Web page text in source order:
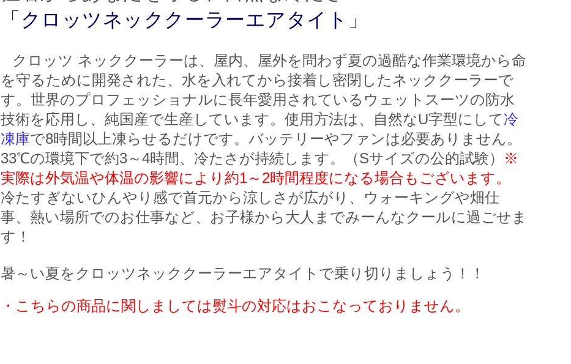
「クロッツネッククーラーエアタイト」
クロッツ ネッククーラーは、屋内、屋外を問わず夏の過酷な作業環境から命
を守るために開発された、水を入れてから接着し密閉したネッククーラーで
す。世界のプロフェッショナルに長年愛用されているウェットスーツの防水
技術を応用し、純国産で生産しています。 使用方法は、自然なU字型にして冷
凍庫で8時間以上凍らせるだけです。バッテリーやファンは必要ありません。
33℃の環境下で約3～4時間、 冷たさが持続します。 （Sサイズの公的試験）
※
実際は外気温や体温の影響により約1～2時間程度になる場合もございます。
冷たすぎないひんやり感で首元から涼しさが広がり、ウォーキングや畑仕
事、熱い場所でのお仕事など、お子様から大人までみーんなクールに過ごせま
す！
暑～い夏をクロッツネッククーラーエアタイトで乗り切りましょう！！
・こちらの商品に関しましては熨斗の対応はおこなっておりません。